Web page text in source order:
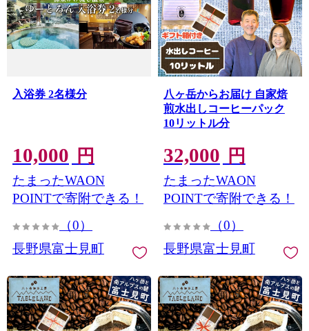
入浴券 2名様分
10,000 円
たまったWAON
POINTで寄附できる！
（0）
長野県富士見町
八ヶ岳からお届け 自家焙
煎水出しコーヒーパック
10リットル分
32,000 円
たまったWAON
POINTで寄附できる！
（0）
長野県富士見町